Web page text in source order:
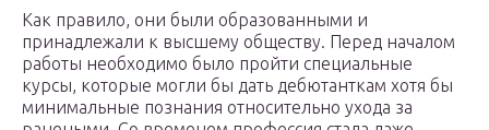
Как правило, они были образованными и
принадлежали к высшему обществу. Перед началом
работы необходимо было пройти специальные
курсы, которые могли бы дать дебютанткам хотя бы
минимальные познания относительно ухода за